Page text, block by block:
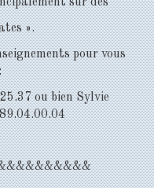
sur des
».
pour vous
ou bien Sylvie